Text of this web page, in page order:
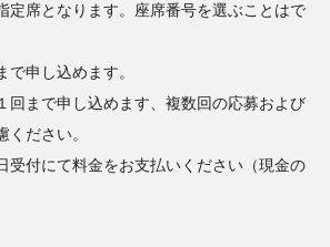
定席となります。座席番号を選ぶことはで
で申し込めます。
回まで申し込めます、複数回の応募および
ください。
受付にて料金をお支払いください（現金の